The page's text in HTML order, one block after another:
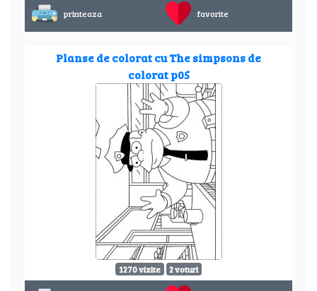
printeaza favorite
Planse de colorat cu The simpsons de
colorat p05
1270 vizite 2 voturi